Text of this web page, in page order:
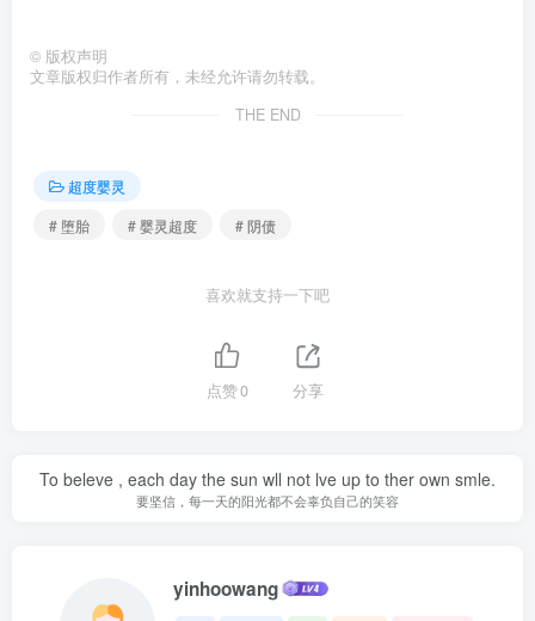
© 版权声明
文章版权归作者所有，未经允许请勿转载。
THE END
超度婴灵
# 堕胎
# 婴灵超度 # 阴债
喜欢就支持一下吧
点赞0 分享
To beleve , each day the sun wll not lve up to ther own smle.
要坚信，每一天的阳光都不会辜负自己的笑容
yinhoowang